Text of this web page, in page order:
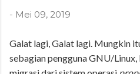
- Mei 09, 2019
Galat lagi, Galat lagi. Mungkin
sebagian pengguna GNU/Linux,